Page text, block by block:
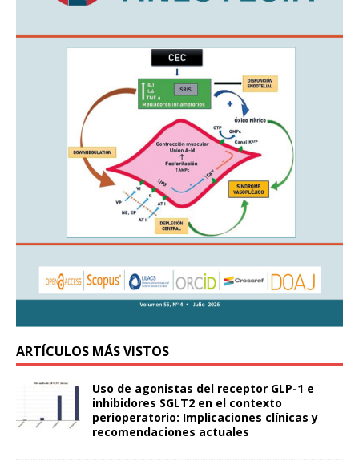
ARTÍCULOS MÁS VISTOS
Uso de agonistas del receptor GLP-1 e
inhibidores SGLT2 en el contexto
perioperatorio: Implicaciones clínicas y
recomendaciones actuales